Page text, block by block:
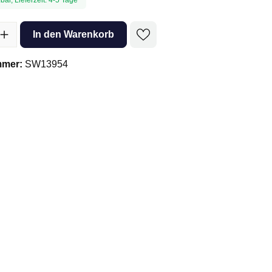
Gib den gewünschten Wert ein oder benutze die Schaltflächen
In den Warenkorb
SW13954